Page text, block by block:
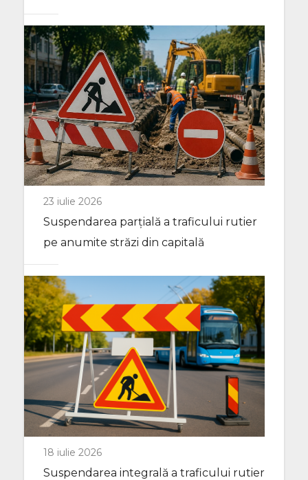
23 iulie 2026
Suspendarea parțială a traficului rutier
pe anumite străzi din capitală
18 iulie 2026
Suspendarea integrală a traficului rutier